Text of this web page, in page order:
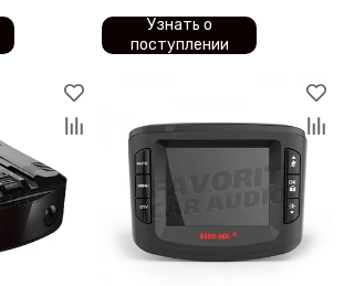
Узнать о
поступлении